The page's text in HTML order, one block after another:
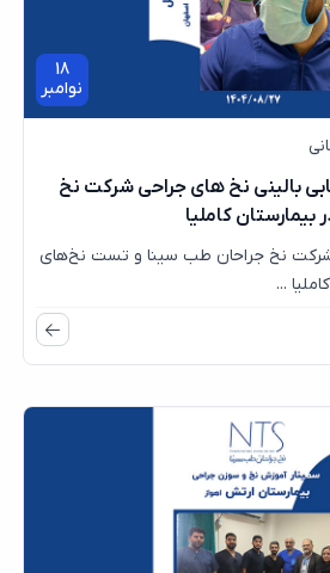
18
نوامبر
بالینی نخ های جراحی شرکت نخ
کاملیا
نخ جراحان طب سینا و تست نخ‌های
...